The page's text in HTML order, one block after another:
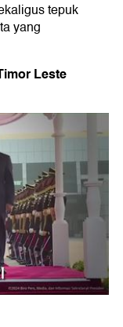
tepuk
yang
Leste